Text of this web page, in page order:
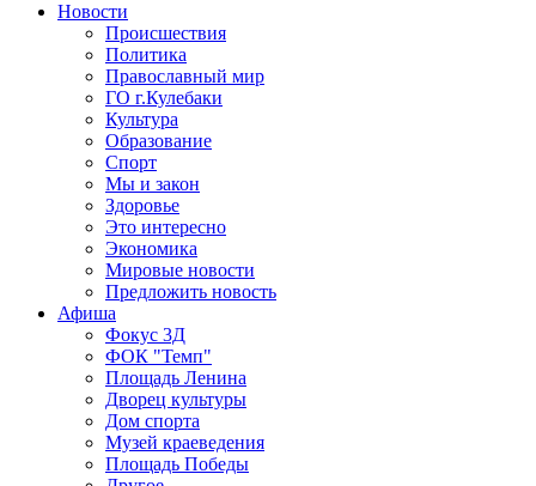
Новости
Происшествия
Политика
Православный мир
ГО г.Кулебаки
Культура
Образование
Спорт
Мы и закон
Здоровье
Это интересно
Экономика
Мировые новости
Предложить новость
Афиша
Фокус 3Д
ФОК "Темп"
Площадь Ленина
Дворец культуры
Дом спорта
Музей краеведения
Площадь Победы